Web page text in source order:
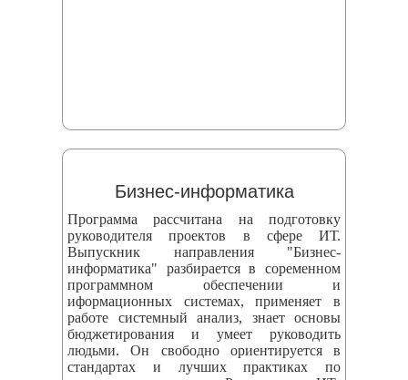
Бизнес-информатика
Программа рассчитана на подготовку
руководителя проектов в сфере ИТ.
Выпускник направления "Бизнес-
информатика" разбирается в соременном
программном обеспечении и
иформационных системах, применяет в
работе системный анализ, знает основы
бюджетирования и умеет руководить
людьми. Он свободно ориентируется в
стандартах и лучших практиках по